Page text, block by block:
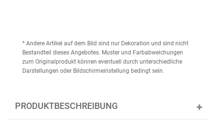
* Andere Artikel auf dem Bild sind nur Dekoration und sind nicht
Bestandteil dieses Angebotes. Muster und Farbabweichungen
zum Originalprodukt können eventuell durch unterschiedliche
Darstellungen oder Bildschirmeinstellung bedingt sein.
PRODUKTBESCHREIBUNG